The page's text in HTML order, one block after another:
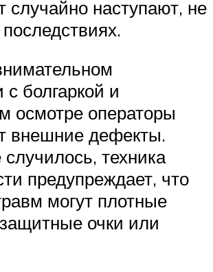
случайно наступают, не
болгаркой и
осмотре операторы
внешние дефекты.
техника
предупреждает, что
могут плотные
очки или